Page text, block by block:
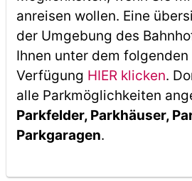
anreisen wollen. Eine
der Umgebung des
Ihnen unter dem folgenden
Verfügung HIER klicken.
alle Parkmöglichkeiten
Parkfelder, Parkhäuser,
Parkgaragen.